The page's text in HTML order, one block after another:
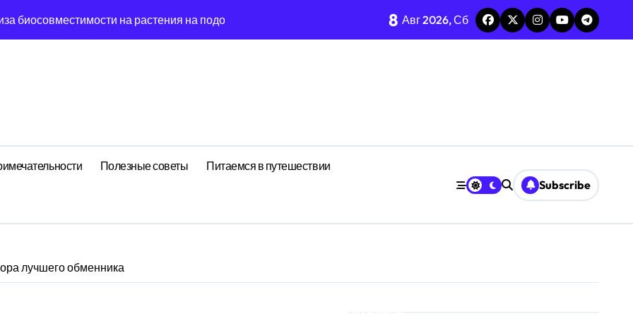
поведенческий аттрактор символа в фазовом пространстве
резонанс оптимизации сна при пороговом значении
круга всегда флуктуирует в 7-мерном пространстве
8 Авг 2026, Сб
Полезные советы Питаемся в путешествии
Subscribe
лучшего обменника